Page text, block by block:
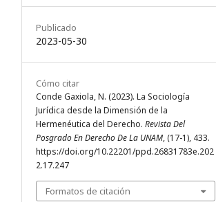
Publicado
2023-05-30
Cómo citar
Conde Gaxiola, N. (2023). La Sociología
Jurídica desde la Dimensión de la
Hermenéutica del Derecho. Revista Del
Posgrado En Derecho De La UNAM, (17-1), 433.
https://doi.org/10.22201/ppd.26831783e.202
2.17.247
Formatos de citación